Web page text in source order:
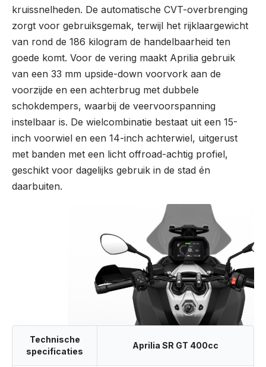
kruissnelheden. De automatische CVT-overbrenging
zorgt voor gebruiksgemak, terwijl het rijklaargewicht
van rond de 186 kilogram de handelbaarheid ten
goede komt. Voor de vering maakt Aprilia gebruik
van een 33 mm upside-down voorvork aan de
voorzijde en een achterbrug met dubbele
schokdempers, waarbij de veervoorspanning
instelbaar is. De wielcombinatie bestaat uit een 15-
inch voorwiel en een 14-inch achterwiel, uitgerust
met banden met een licht offroad-achtig profiel,
geschikt voor dagelijks gebruik in de stad én
daarbuiten.
Technische
specificaties
Aprilia SR GT 400cc